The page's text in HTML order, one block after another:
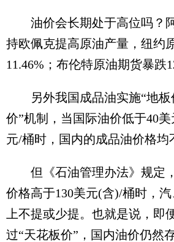
油价会长期处于高位吗？
持欧佩克提高原油产量，纽约
11.46%；布伦特原油期货暴跌
另外我国成品油实施“地板
价”机制，当国际油价低于40
元/桶时，国内的成品油价格均
但《石油管理办法》规定
价格高于130美元(含)/桶时，
上不提或少提。也就是说，即
过“天花板价”，国内油价仍然